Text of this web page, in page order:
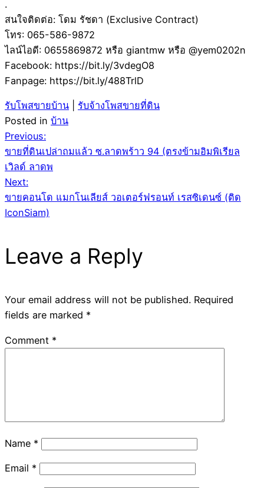
.
สนใจติดต่อ: โดม รัชดา (Exclusive Contract)
โทร: 065-586-9872
ไลน์ไอดี: 0655869872 หรือ giantmw หรือ @yem0202n
Facebook: https://bit.ly/3vdegO8
Fanpage: https://bit.ly/488TrlD
รับโพสขายบ้าน
รับจ้างโพสขายที่ดิน
Posted in บ้าน
Post
navigation
Previous:
ขายที่ดินเปล่าถมแล้ว ซ.ลาดพร้าว 94 (ตรงข้ามอิมพิเรียล
เวิลด์ ลาดพ
Next:
ขายคอนโด แมกโนเลียส์ วอเตอร์ฟรอนท์ เรสซิเดนซ์ (ติด
IconSiam)
Leave a Reply
Your email address will not be published. Required
fields are marked *
Comment *
Name *
Email *